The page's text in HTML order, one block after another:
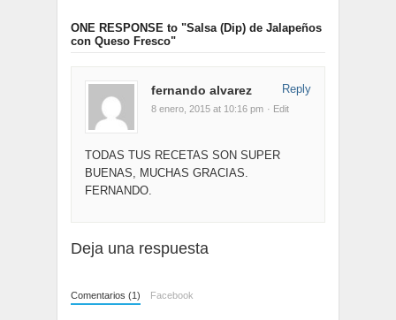
ONE RESPONSE to "Salsa (Dip) de Jalapeños
con Queso Fresco"
fernando alvarez
8 enero, 2015 at 10:16 pm · Edit
TODAS TUS RECETAS SON SUPER
BUENAS, MUCHAS GRACIAS.
FERNANDO.
Reply
Deja una respuesta
Comentarios (1) Facebook